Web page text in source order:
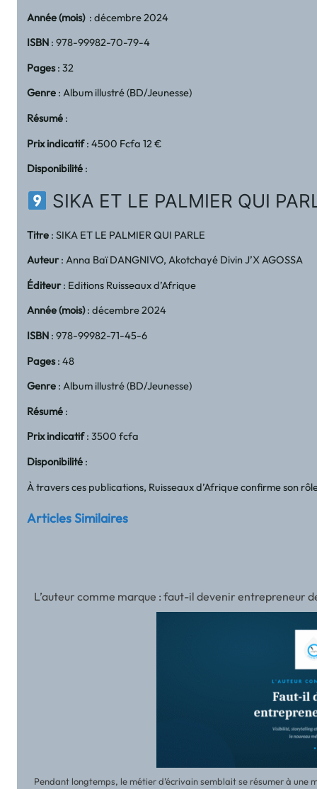
Année (mois) : décembre 2024
ISBN : 978-99982-70-79-4
Pages: 32
Genre : Album illustré (BD/Jeunesse)
Résumé :
Prix indicatif: 4500 Fcfa 12 €
Disponibilité :
SIKA ET LE PALMIER QUI
Titre : SIKA ET LE PALMIER QUI PARLE
Auteur: Anna Baï DANGNIVO, Akotchayé Divin J’X AGOSSA
Éditeur: Editions Ruisseaux d’Afrique
Année (mois): décembre 2024
ISBN : 978-99982-71-45-6
Pages: 48
Genre : Album illustré (BD/Jeunesse)
Résumé :
Prix indicatif: 3500 fcfa
Disponibilité :
À travers ces publications, Ruisseaux d’Afrique confirme son
Articles Similaires
L’auteur comme marque : faut-il devenir entrepreneur
Pendant longtemps, le métier d’écrivain semblait se résumer à une